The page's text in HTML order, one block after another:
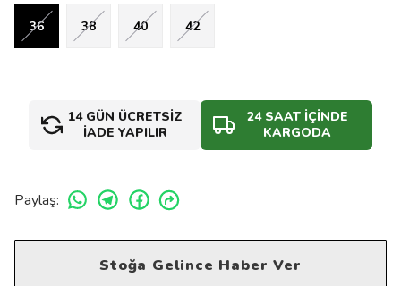
36 38 40 42
14 GÜN ÜCRETSİZ
İADE YAPILIR
24 SAAT İÇİNDE
KARGODA
Paylaş:
Stoğa Gelince Haber Ver